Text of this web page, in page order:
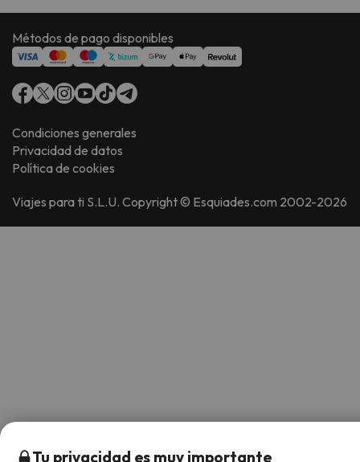
Métodos de pago disponibles
Condiciones generales
Privacidad de datos
Política de cookies
Viajes para ti S.L.U. Copyright © Esquiades.com 2002-2026
Tu privacidad es muy importante